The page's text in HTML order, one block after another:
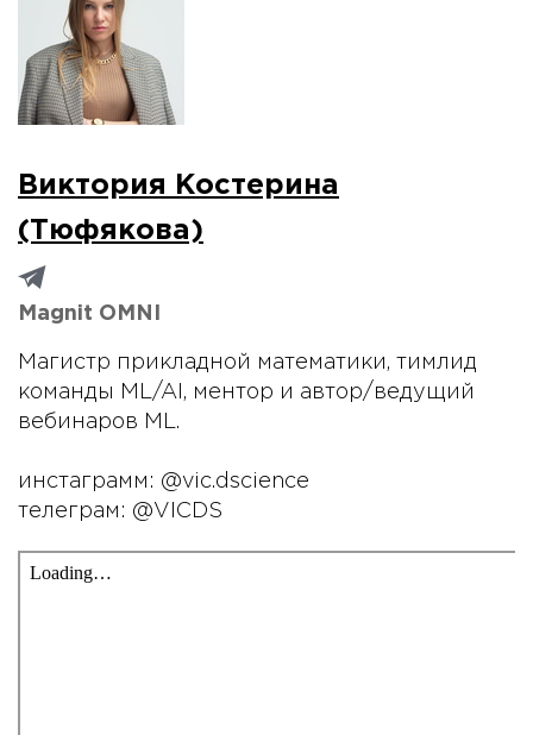
Виктория Костерина
(Тюфякова)
Magnit OMNI
Магистр прикладной математики, тимлид
команды ML/AI, ментор и автор/ведущий
вебинаров ML.
инстаграмм: @vic.dscience
телеграм: @VICDS